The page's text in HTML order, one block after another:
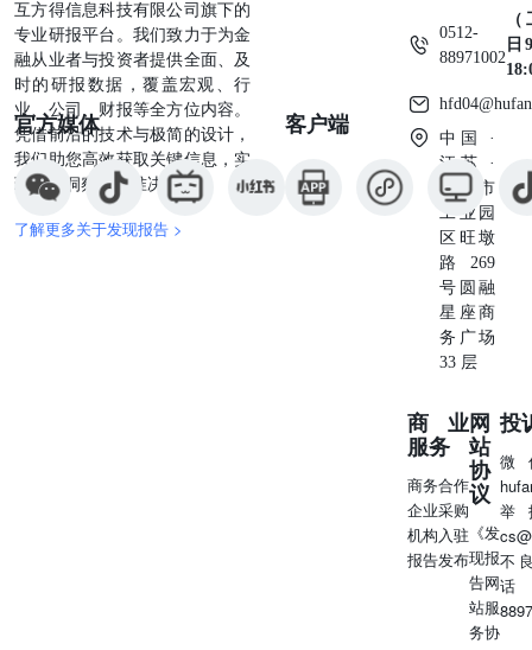
互方得信息科技有限公司旗下的
专业研报平台。我们致力于为金
融从业者与投资者提供全面、及
时的研报数据，覆盖宏观、行
业、公司、财报等全方位内容。
凭借前沿的技术与极简的设计，
我们助您高效获取关键信息，实
现深度洞察与精准决策。
了解更多关于发现报告 >
官方媒体 客户端
0512-
88971002
日
中国 ·
江苏 ·
苏州市
工业园
区旺墩
路269
号圆融
星座商
务广场
33 层
商业
服务
商务合作
企业采购
机构入驻
报告发布
网
站
协
议
《发
现报
告网
站服
务协
投
微
举
不